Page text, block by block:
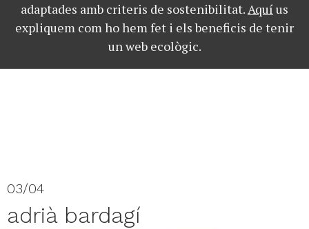
adaptades amb criteris de sostenibilitat.Aquíus
expliquem com ho hem fet i els beneficis de tenir
un web ecològic.
03/04
adrià bardagí